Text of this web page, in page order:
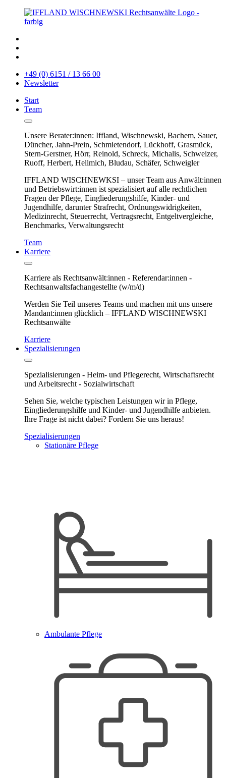
+49 (0) 6151 / 13 66 00
Newsletter
Start
Team
Unsere Berater:innen: Iffland, Wischnewski, Bachem, Sauer,
Düncher, Jahn-Prein, Schmietendorf, Lückhoff, Grasmück,
Stern-Gerstner, Hörr, Reinold, Schreck, Michalis, Schweizer,
Ruoff, Herbert, Hellmich, Bludau, Schäfer, Schweigler
IFFLAND WISCHNEWKSI – unser Team aus Anwält:innen
und Betriebswirt:innen ist spezialisiert auf alle rechtlichen
Fragen der Pflege, Eingliederungshilfe, Kinder- und
Jugendhilfe, darunter Strafrecht, Ordnungswidrigkeiten,
Medizinrecht, Steuerrecht, Vertragsrecht, Entgeltvergleiche,
Benchmarks, Verwaltungsrecht
Team
Karriere
Karriere als Rechtsanwält:innen - Referendar:innen -
Rechtsanwaltsfachangestellte (w/m/d)
Werden Sie Teil unseres Teams und machen mit uns unsere
Mandant:innen glücklich – IFFLAND WISCHNEWSKI
Rechtsanwälte
Karriere
Spezialisierungen
Spezialisierungen - Heim- und Pflegerecht, Wirtschaftsrecht
und Arbeitsrecht - Sozialwirtschaft
Sehen Sie, welche typischen Leistungen wir in Pflege,
Eingliederungshilfe und Kinder- und Jugendhilfe anbieten.
Ihre Frage ist nicht dabei? Fordern Sie uns heraus!
Spezialisierungen
Stationäre Pflege
Ambulante Pflege